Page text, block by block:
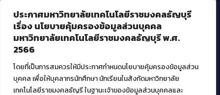
ประกาศมหาวิทยาลัยเทคโนโลยีราชมงคลธัญบุรี
เรื่อง นโยบายคุ้มครองข้อมูลส่วนบุคคล
มหาวิทยาลัยเทคโนโลยีราชมงคลธัญบุรี พ.ศ.
2566
โดยที่เป็นการสมควรให้มีประกาศกำหนดนโยบายคุ้มครองข้อมูลส่วน
บุคคล เพื่อให้บุคลากรนักศึกษา นักเรียนในสังกัดมหาวิทยาลัย
เทคโนโลยีราชมงคลธัญรี ในฐานะเจ้าของข้อมูลส่วนบุคคลและ
บริการอื่นๆ ของ สวส.
ศูนย์สื่อดิจิทัล
ศูนย์นวัตกรรมและความรู้
สมัยใหม่ (MoSeC)